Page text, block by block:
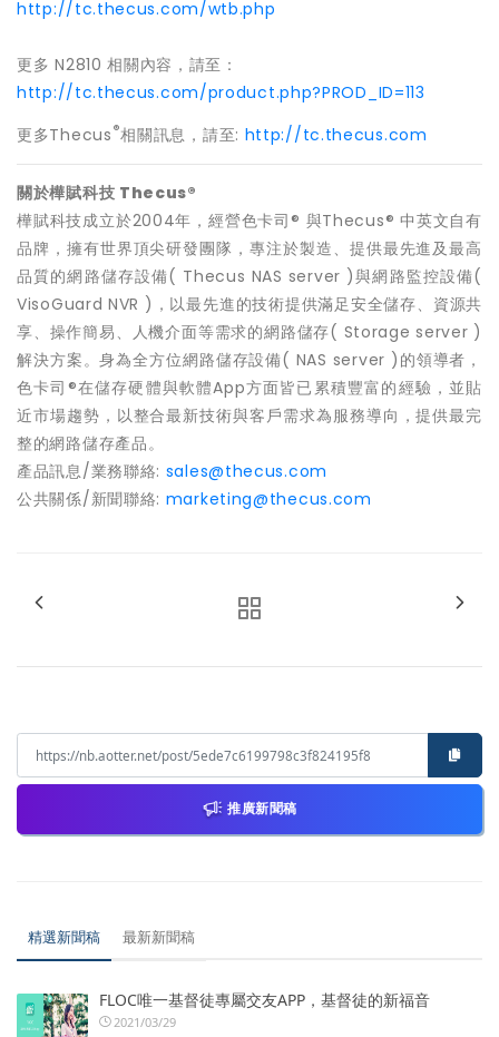
http://tc.thecus.com/wtb.php
更多 N2810 相關內容，請至：
http://tc.thecus.com/product.php?PROD_ID=113
更多Thecus ®相關訊息，請至: http://tc.thecus.com
關於樺賦科技 Thecus®
樺賦科技成立於2004年，經營色卡司® 與Thecus® 中英文自有
品牌，擁有世界頂尖研發團隊，專注於製造、提供最先進及最高
品質的網路儲存設備( Thecus NAS server )與網路監控設備(
VisoGuard NVR )，以最先進的技術提供滿足安全儲存、資源共
享、操作簡易、人機介面等需求的網路儲存( Storage server )
解決方案。身為全方位網路儲存設備( NAS server )的領導者，
色卡司®在儲存硬體與軟體App方面皆已累積豐富的經驗，並貼
近市場趨勢，以整合最新技術與客戶需求為服務導向，提供最完
整的網路儲存產品。
產品訊息/業務聯絡: sales@thecus.com
公共關係/新聞聯絡: marketing@thecus.com
推廣新聞稿
精選新聞稿 最新新聞稿
FLOC唯一基督徒專屬交友APP，基督徒的新福音
2021/03/29